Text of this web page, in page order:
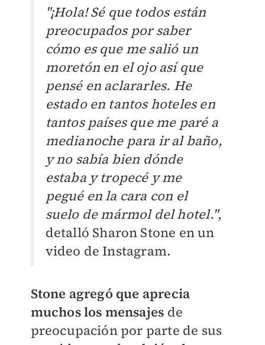
​"¡Hola! Sé que todos están
preocupados por saber
cómo es que me salió un
moretón en el ojo así que
pensé en aclararles. He
estado en tantos hoteles en
tantos países que me paré a
medianoche para ir al baño,
y no sabía bien dónde
estaba y tropecé y me
pegué en la cara con el
suelo de mármol del hotel.",
detalló Sharon Stone en un
video de Instagram.
Stone agregó que aprecia
muchos los mensajes de
preocupación por parte de sus